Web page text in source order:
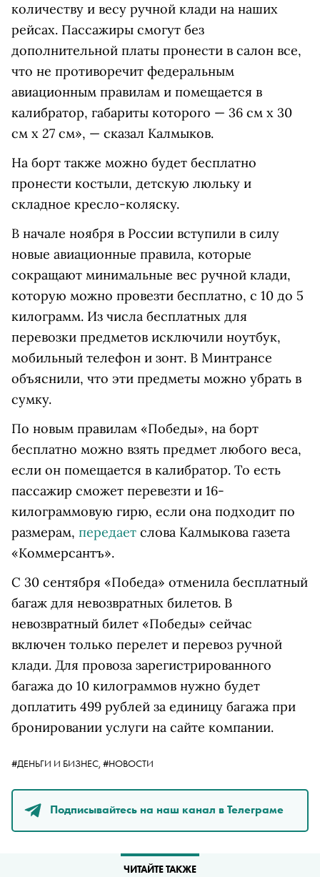
количеству и весу ручной клади на наших
рейсах. Пассажиры смогут без
дополнительной платы пронести в салон все,
что не противоречит федеральным
авиационным правилам и помещается в
калибратор, габариты которого — 36 см х 30
см х 27 см», — сказал Калмыков.
На борт также можно будет бесплатно
пронести костыли, детскую люльку и
складное кресло-коляску.
В начале ноября в России вступили в силу
новые авиационные правила, которые
сокращают минимальные вес ручной клади,
которую можно провезти бесплатно, с 10 до 5
килограмм. Из числа бесплатных для
перевозки предметов исключили ноутбук,
мобильный телефон и зонт. В Минтрансе
объяснили, что эти предметы можно убрать в
сумку.
По новым правилам «Победы», на борт
бесплатно можно взять предмет любого веса,
если он помещается в калибратор. То есть
пассажир сможет перевезти и 16-
килограммовую гирю, если она подходит по
размерам, передает слова Калмыкова газета
«Коммерсантъ».
С 30 сентября «Победа» отменила бесплатный
багаж для невозвратных билетов. В
невозвратный билет «Победы» сейчас
включен только перелет и перевоз ручной
клади. Для провоза зарегистрированного
багажа до 10 килограммов нужно будет
доплатить 499 рублей за единицу багажа при
бронировании услуги на сайте компании.
#ДЕНЬГИ И БИЗНЕС, #НОВОСТИ
Подписывайтесь на наш канал в Телеграме
ЧИТАЙТЕ ТАКЖЕ